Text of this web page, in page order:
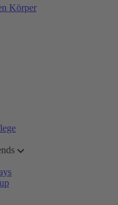
Körper